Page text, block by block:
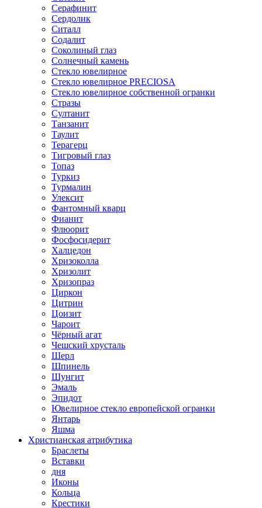
Серафинит
Сердолик
Ситалл
Содалит
Соколиный глаз
Солнечный камень
Стекло ювелирное
Стекло ювелирное PRECIOSA
Стекло ювелирное собственной огранки
Стразы
Султанит
Танзанит
Таулит
Терагерц
Тигровый глаз
Топаз
Туркиз
Турмалин
Улексит
Фантомный кварц
Фианит
Флюорит
Фосфосидерит
Халцедон
Хризоколла
Хризолит
Хризопраз
Циркон
Цитрин
Цоизит
Чароит
Чёрный агат
Чешский хрусталь
Шерл
Шпинель
Шунгит
Эмаль
Эпидот
Ювелирное стекло европейской огранки
Янтарь
Яшма
Христианская атрибутика
Браслеты
Вставки
дня
Иконы
Кольца
Крестики